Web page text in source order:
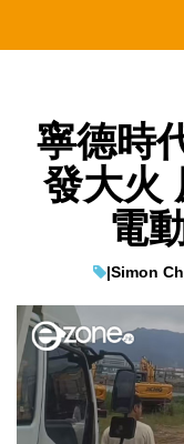
寧德時
發大火
電
|Simon